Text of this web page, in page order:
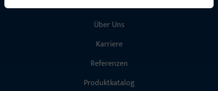
Produkte
Über Uns
Karriere
Referenzen
Produktkatalog